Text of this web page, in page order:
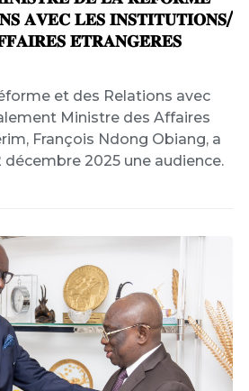
𝐀𝐕𝐄𝐂 𝐋𝐄𝐒 𝐈𝐍𝐒𝐓𝐈𝐓𝐔𝐓𝐈𝐎𝐍𝐒/
𝐄́𝐓𝐑𝐀𝐍𝐆𝐄̀𝐑𝐄𝐒
et des Relations avec
Ministre des Affaires
François Ndong Obiang, a
2025 une audience.